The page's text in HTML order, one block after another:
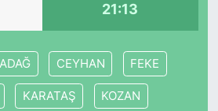
21:13
CEYHAN FEKE
KARATAŞ KOZAN